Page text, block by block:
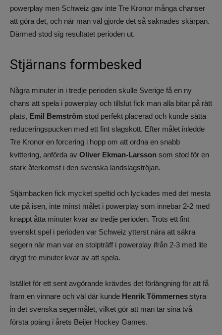
powerplay men Schweiz gav inte Tre Kronor många chanser
att göra det, och när man väl gjorde det så saknades skärpan.
Därmed stod sig resultatet perioden ut.
Stjärnans formbesked
Några minuter in i tredje perioden skulle Sverige få en ny
chans att spela i powerplay och tillslut fick man alla bitar på rätt
plats, Emil Bemström stod perfekt placerad och kunde sätta
reduceringspucken med ett fint slagskott. Efter målet inledde
Tre Kronor en forcering i hopp om att ordna en snabb
kvittering, anförda av Oliver Ekman-Larsson som stod för en
stark återkomst i den svenska landslagströjan.
Stjärnbacken fick mycket speltid och lyckades med det mesta
ute på isen, inte minst målet i powerplay som innebar 2-2 med
knappt åtta minuter kvar av tredje perioden. Trots ett fint
svenskt spel i perioden var Schweiz ytterst nära att säkra
segern när man var en stolpträff i powerplay ifrån 2-3 med lite
drygt tre minuter kvar av att spela.
Istället för ett sent avgörande krävdes det förlängning för att få
fram en vinnare och väl där kunde Henrik Tömmernes styra
in det svenska segermålet, vilket gör att man tar sina två
första poäng i årets Beijer Hockey Games.